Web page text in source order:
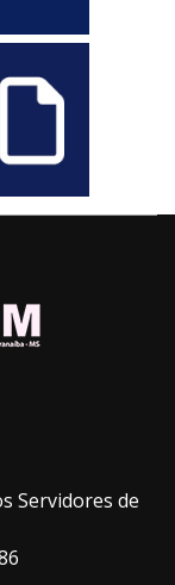
Servidores de